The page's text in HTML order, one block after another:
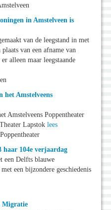
in Amstelveen is
van de leegstand in met
van een afname van
alleen maar leegstaande
Amstelveens
Amstelveens Poppentheater
Lapstok lees
104e verjaardag
een Delfts blauwe
een bijzondere geschiedenis
Migratie